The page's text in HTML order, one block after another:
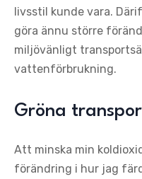
livsstil kunde vara.
göra ännu större
miljövänligt
vattenförbrukning.
Gröna
Att minska min
förändring i hur jag